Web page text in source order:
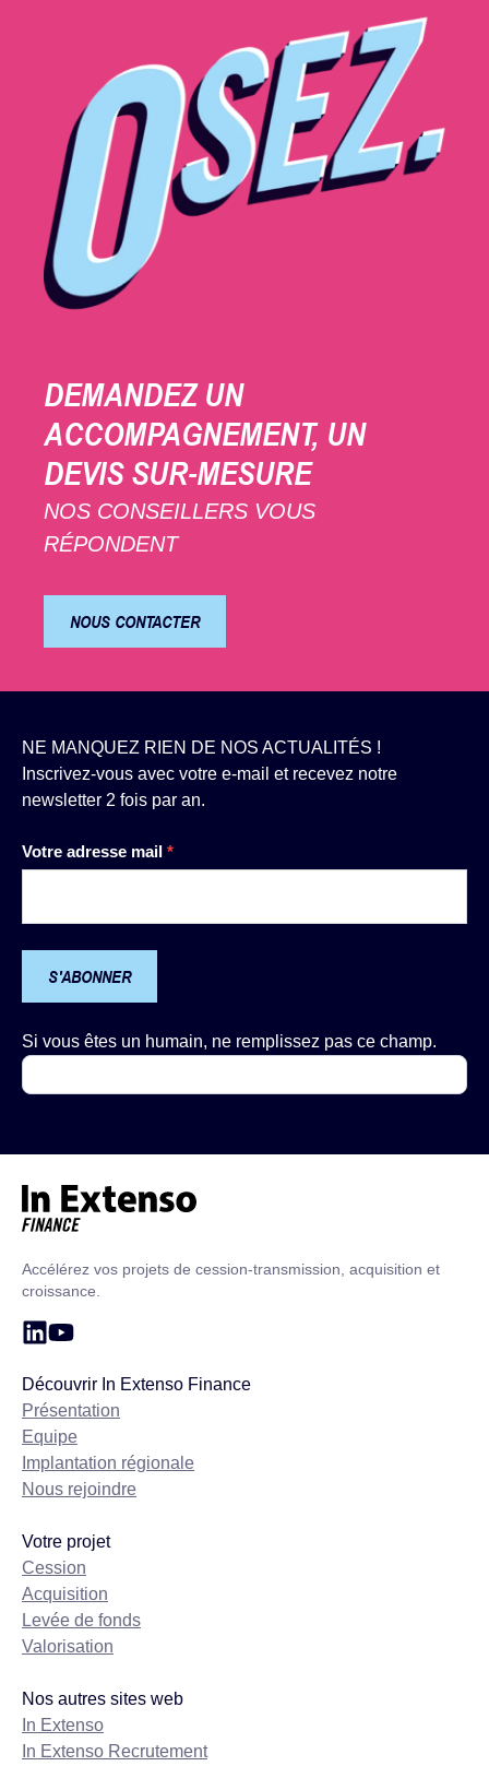
DEMANDEZ UN
ACCOMPAGNEMENT, UN
DEVIS SUR-MESURE
NOS CONSEILLERS VOUS
RÉPONDENT
NOUS CONTACTER
NE MANQUEZ RIEN DE NOS ACTUALITÉS !
Inscrivez-vous avec votre e-mail et recevez notre
newsletter 2 fois par an.
Votre adresse mail *
S'ABONNER
Si vous êtes un humain, ne remplissez pas ce champ.
Accélérez vos projets de cession-transmission, acquisition et
croissance.
Découvrir In Extenso Finance
Présentation
Equipe
Implantation régionale
Nous rejoindre
Votre projet
Cession
Acquisition
Levée de fonds
Valorisation
Nos autres sites web
In Extenso
In Extenso Recrutement